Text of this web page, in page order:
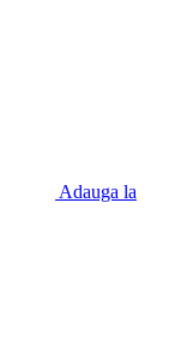
Adauga la